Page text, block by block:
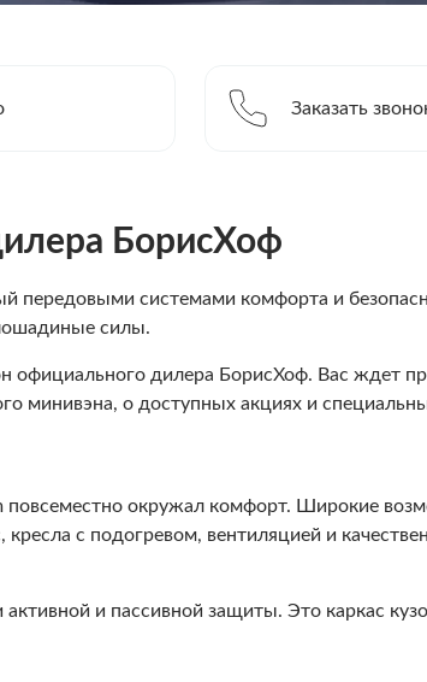
Заказать
БорисХоф
передовыми системами комфорта и
силы.
официального дилера БорисХоф. Вас ждет
минивэна, о доступных акциях и
окружал комфорт. Широкие
с подогревом, вентиляцией и
и пассивной защиты. Это каркас